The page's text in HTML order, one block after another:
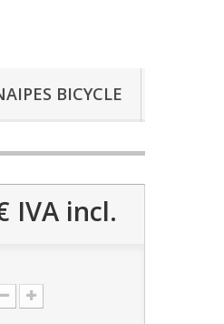
BICYCLE
IVA incl.